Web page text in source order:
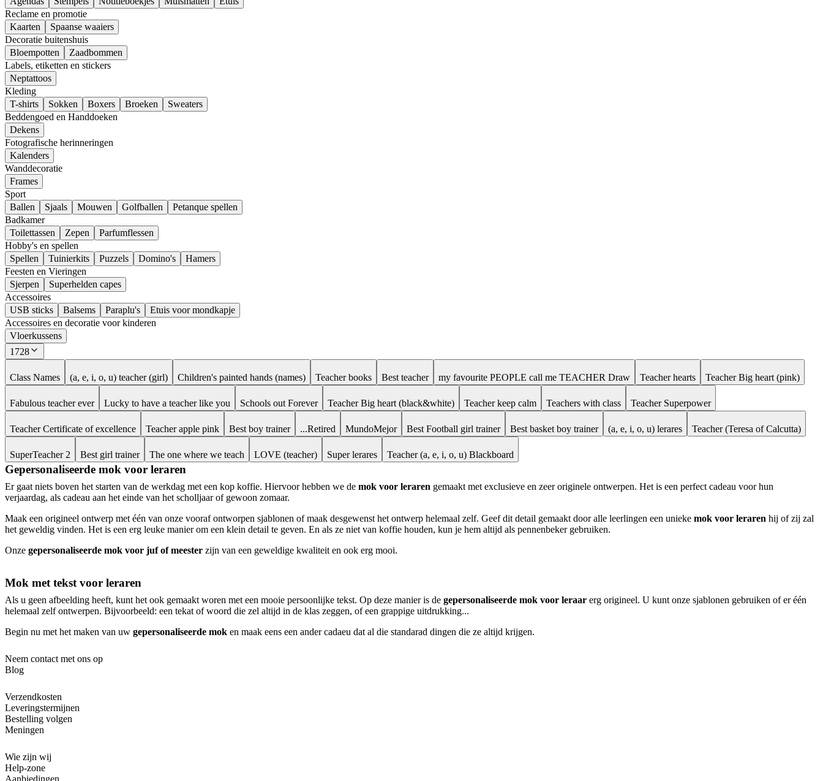
Reclame en promotie
Kaarten
Spaanse waaiers
Decoratie buitenshuis
Bloempotten
Zaadbommen
Labels, etiketten en stickers
Neptattoos
Kleding
T-shirts
Sokken Boxers Broeken
Sweaters
Beddengoed en Handdoeken
Dekens
Fotografische herinneringen
Kalenders
Wanddecoratie
Frames
Sport
Ballen
Sjaals Mouwen Golfballen
Petanque spellen
Badkamer
Toilettassen
Zepen
Parfumflessen
Hobby's en spellen
Spellen
Tuinierkits Puzzels Domino's
Hamers
Feesten en Vieringen
Sjerpen
Superhelden capes
Accessoires
USB sticks
Balsems Paraplu's
Etuis voor mondkapje
Accessoires en decoratie voor kinderen
Vloerkussens
1728
Class Names (a, e, i, o, u) teacher (girl) Children's painted hands (names) Teacher books Best teacher my favourite PEOPLE call me TEACHER Draw Teacher hearts Teacher Big heart (pink)
Fabulous teacher ever Lucky to have a teacher like you Schools out Forever Teacher Big heart (black&white) Teacher keep calm Teachers with class Teacher Superpower
Teacher Certificate of excellence Teacher apple pink Best boy trainer ...Retired MundoMejor Best Football girl trainer Best basket boy trainer (a, e, i, o, u) lerares Teacher (Teresa of Calcutta)
SuperTeacher 2 Best girl trainer The one where we teach LOVE (teacher) Super lerares Teacher (a, e, i, o, u) Blackboard
Gepersonaliseerde mok voor leraren
Er gaat niets boven het starten van de werkdag met een kop koffie. Hiervoor hebben we de mok voor leraren gemaakt met exclusieve en zeer originele ontwerpen. Het is een perfect cadeau voor hun
verjaardag, als cadeau aan het einde van het scholljaar of gewoon zomaar.
Maak een origineel ontwerp met één van onze vooraf ontworpen sjablonen of maak desgewenst het ontwerp helemaal zelf. Geef dit detail gemaakt door alle leerlingen een unieke mok voor leraren hij of zij zal
het geweldig vinden. Het is een erg leuke manier om een ​​klein detail te geven. En als ze niet van koffie houden, kun je hem altijd als pennenbeker gebruiken.
Onze gepersonaliseerde mok voor juf of meester zijn van een geweldige kwaliteit en ook erg mooi.
Mok met tekst voor leraren
Als u geen afbeelding heeft, kunt het ook gemaakt woren met een mooie persoonlijke tekst. Op deze manier is de gepersonaliseerde mok voor leraar erg origineel. U kunt onze sjablonen gebruiken of er één
helemaal zelf ontwerpen. Bijvoorbeeld: een tekat of woord die zel altijd in de klas zeggen, of een grappige uitdrukking...
Begin nu met het maken van uw gepersonaliseerde mok en maak eens een ander cadaeu dat al die standarad dingen die ze altijd krijgen.
Neem contact met ons op
Blog
Verzendkosten
Leveringstermijnen
Bestelling volgen
Meningen
Wie zijn wij
Help-zone
Aanbiedingen